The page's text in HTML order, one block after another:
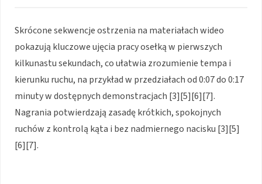
Skrócone sekwencje ostrzenia na materiałach wideo
pokazują kluczowe ujęcia pracy osełką w pierwszych
kilkunastu sekundach, co ułatwia zrozumienie tempa i
kierunku ruchu, na przykład w przedziałach od 0:07 do 0:17
minuty w dostępnych demonstracjach [3][5][6][7].
Nagrania potwierdzają zasadę krótkich, spokojnych
ruchów z kontrolą kąta i bez nadmiernego nacisku [3][5]
[6][7].